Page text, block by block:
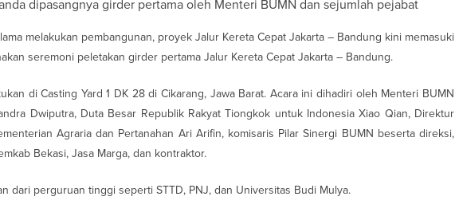
dipasangnya girder pertama oleh Menteri BUMN dan sejumlah pejabat
melakukan pembangunan, proyek Jalur Kereta Cepat Jakarta – Bandung kini memasuki
seremoni peletakan girder pertama Jalur Kereta Cepat Jakarta – Bandung.
di Casting Yard 1 DK 28 di Cikarang, Jawa Barat. Acara ini dihadiri oleh Menteri BUMN
Dwiputra, Duta Besar Republik Rakyat Tiongkok untuk Indonesia Xiao Qian, Direktur
Agraria dan Pertanahan Ari Arifin, komisaris Pilar Sinergi BUMN beserta direksi,
Bekasi, Jasa Marga, dan kontraktor.
dari perguruan tinggi seperti STTD, PNJ, dan Universitas Budi Mulya.